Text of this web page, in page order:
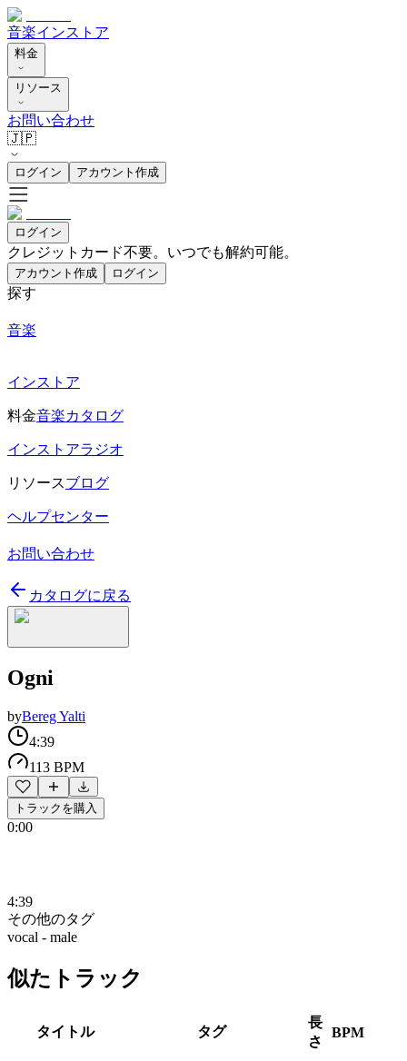
音楽インストア
料金
リソース
お問い合わせ
🇯🇵
ログイン アカウント作成
ログイン
クレジットカード不要。いつでも解約可能。
アカウント作成 ログイン
探す
音楽
インストア
料金音楽カタログ
インストアラジオ
リソースブログ
ヘルプセンター
お問い合わせ
カタログに戻る
Ogni
byBereg Yalti
4:39
113 BPM
トラックを購入
0:00
4:39
その他のタグ
vocal - male
似たトラック
タイトル タグ
長
さ
BPM